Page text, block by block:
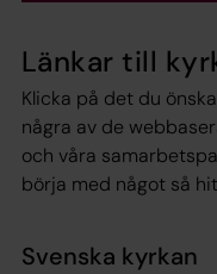
Länkar till
Klicka på det du
några av de
och våra
börja med något så
Svenska kyrkan